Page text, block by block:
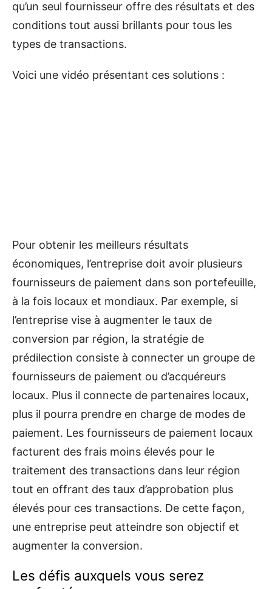
qu’un seul fournisseur offre des résultats et des
conditions tout aussi brillants pour tous les
types de transactions.
Voici une vidéo présentant ces solutions :
Pour obtenir les meilleurs résultats
économiques, l’entreprise doit avoir plusieurs
fournisseurs de paiement dans son portefeuille,
à la fois locaux et mondiaux. Par exemple, si
l’entreprise vise à augmenter le taux de
conversion par région, la stratégie de
prédilection consiste à connecter un groupe de
fournisseurs de paiement ou d’acquéreurs
locaux. Plus il connecte de partenaires locaux,
plus il pourra prendre en charge de modes de
paiement. Les fournisseurs de paiement locaux
facturent des frais moins élevés pour le
traitement des transactions dans leur région
tout en offrant des taux d’approbation plus
élevés pour ces transactions. De cette façon,
une entreprise peut atteindre son objectif et
augmenter la conversion.
Les défis auxquels vous serez